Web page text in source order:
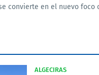
convierte en el nuevo foco
ALGECIRAS